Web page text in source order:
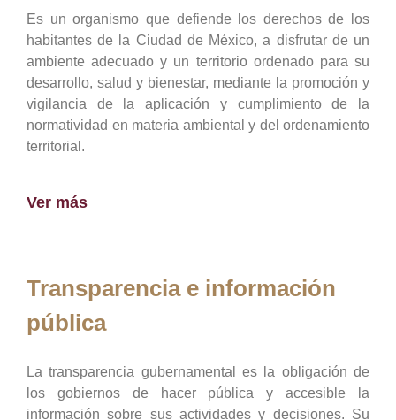
Es un organismo que defiende los derechos de los
habitantes de la Ciudad de México, a disfrutar de un
ambiente adecuado y un territorio ordenado para su
desarrollo, salud y bienestar, mediante la promoción y
vigilancia de la aplicación y cumplimiento de la
normatividad en materia ambiental y del ordenamiento
territorial.
Ver más
Transparencia e información
pública
La transparencia gubernamental es la obligación de
los gobiernos de hacer pública y accesible la
información sobre sus actividades y decisiones. Su